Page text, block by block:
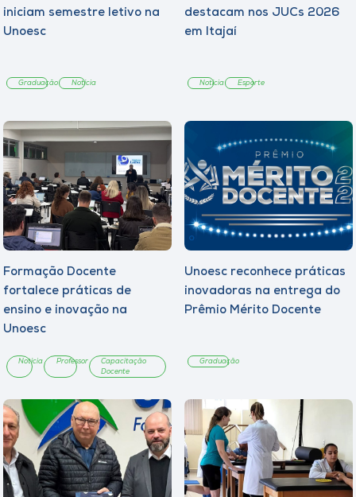
iniciam semestre letivo na
Unoesc
Graduação Notícia
destacam nos JUCs 2026
em Itajaí
Notícia Esporte
Formação Docente
fortalece práticas de
ensino e inovação na
Unoesc
Notícia Professor
Capacitação
Docente
Unoesc reconhece práticas
inovadoras na entrega do
Prêmio Mérito Docente
Graduação